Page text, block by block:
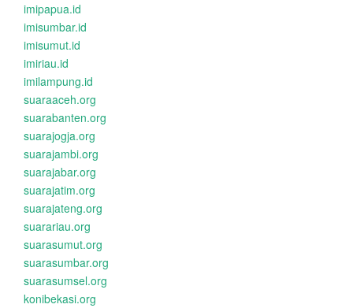
imipapua.id
imisumbar.id
imisumut.id
imiriau.id
imilampung.id
suaraaceh.org
suarabanten.org
suarajogja.org
suarajambi.org
suarajabar.org
suarajatim.org
suarajateng.org
suarariau.org
suarasumut.org
suarasumbar.org
suarasumsel.org
konibekasi.org